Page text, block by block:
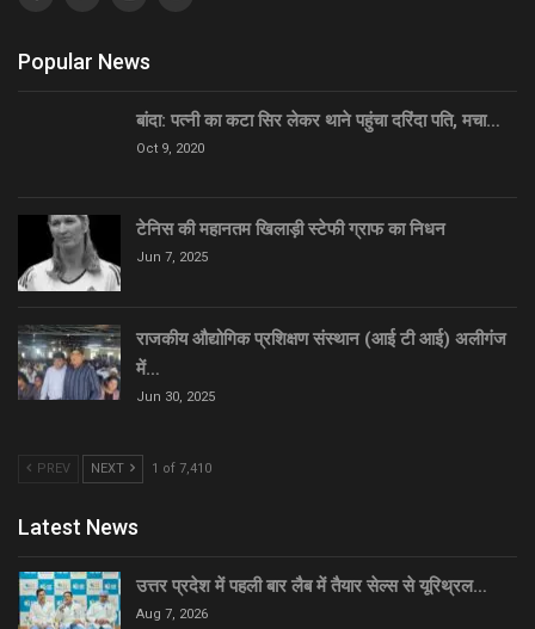
Popular News
बांदा: पत्नी का कटा सिर लेकर थाने पहुंचा दरिंदा पति, मचा…
Oct 9, 2020
टेनिस की महानतम खिलाड़ी स्टेफी ग्राफ का निधन
Jun 7, 2025
राजकीय औद्योगिक प्रशिक्षण संस्थान (आई टी आई) अलीगंज
में…
Jun 30, 2025
PREV NEXT 1 of 7,410
Latest News
उत्तर प्रदेश में पहली बार लैब में तैयार सेल्स से यूरिथ्रल…
Aug 7, 2026